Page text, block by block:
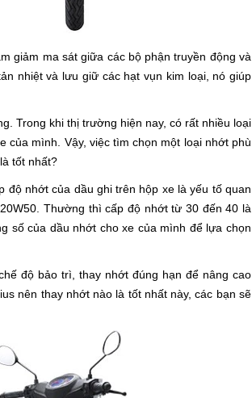
giảm ma sát giữa các bộ phận truyền động và
nhiệt và lưu giữ các hạt vụn kim loại, nó giúp
Trong khi thị trường hiện nay, có rất nhiều loại
của mình. Vậy, việc tìm chọn một loại nhớt phù
tốt nhất?
nhớt của dầu ghi trên hộp xe là yếu tố quan
Thường thì cấp độ nhớt từ 30 đến 40 là
số của dầu nhớt cho xe của mình để lựa chọn
độ bảo trì, thay nhớt đúng hạn để nâng cao
nên thay nhớt nào là tốt nhất này, các bạn sẽ